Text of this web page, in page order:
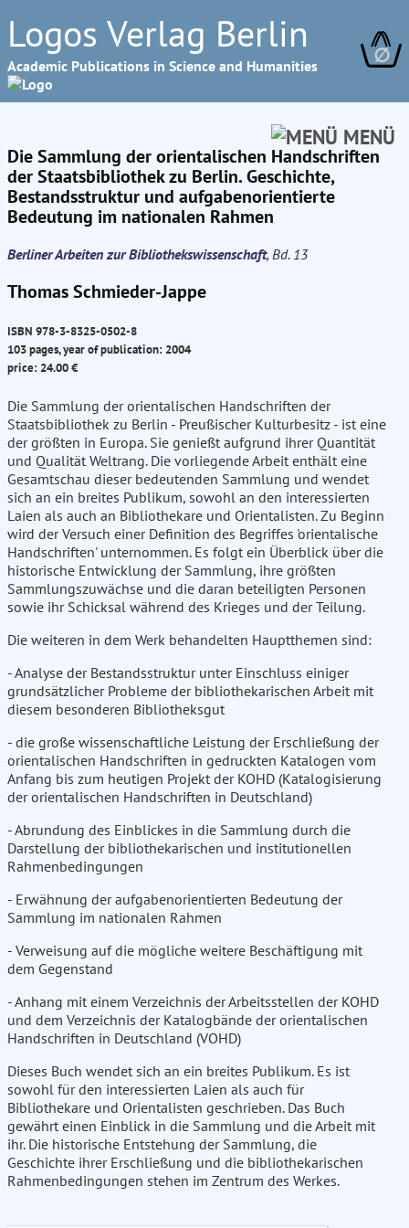
Logos Verlag Berlin
Academic Publications in Science and Humanities ∅
MENÜ
Die Sammlung der orientalischen Handschriften
der Staatsbibliothek zu Berlin. Geschichte,
Bestandsstruktur und aufgabenorientierte
Bedeutung im nationalen Rahmen
Berliner Arbeiten zur Bibliothekswissenschaft, Bd. 13
Thomas Schmieder-Jappe
ISBN 978-3-8325-0502-8
103 pages, year of publication: 2004
price: 24.00 €
Die Sammlung der orientalischen Handschriften der
Staatsbibliothek zu Berlin - Preußischer Kulturbesitz - ist eine
der größten in Europa. Sie genießt aufgrund ihrer Quantität
und Qualität Weltrang. Die vorliegende Arbeit enthält eine
Gesamtschau dieser bedeutenden Sammlung und wendet
sich an ein breites Publikum, sowohl an den interessierten
Laien als auch an Bibliothekare und Orientalisten. Zu Beginn
wird der Versuch einer Definition des Begriffes 'orientalische
Handschriften' unternommen. Es folgt ein Überblick über die
historische Entwicklung der Sammlung, ihre größten
Sammlungszuwächse und die daran beteiligten Personen
sowie ihr Schicksal während des Krieges und der Teilung.
Die weiteren in dem Werk behandelten Hauptthemen sind:
- Analyse der Bestandsstruktur unter Einschluss einiger
grundsätzlicher Probleme der bibliothekarischen Arbeit mit
diesem besonderen Bibliotheksgut
- die große wissenschaftliche Leistung der Erschließung der
orientalischen Handschriften in gedruckten Katalogen vom
Anfang bis zum heutigen Projekt der KOHD (Katalogisierung
der orientalischen Handschriften in Deutschland)
- Abrundung des Einblickes in die Sammlung durch die
Darstellung der bibliothekarischen und institutionellen
Rahmenbedingungen
- Erwähnung der aufgabenorientierten Bedeutung der
Sammlung im nationalen Rahmen
- Verweisung auf die mögliche weitere Beschäftigung mit
dem Gegenstand
- Anhang mit einem Verzeichnis der Arbeitsstellen der KOHD
und dem Verzeichnis der Katalogbände der orientalischen
Handschriften in Deutschland (VOHD)
Dieses Buch wendet sich an ein breites Publikum. Es ist
sowohl für den interessierten Laien als auch für
Bibliothekare und Orientalisten geschrieben. Das Buch
gewährt einen Einblick in die Sammlung und die Arbeit mit
ihr. Die historische Entstehung der Sammlung, die
Geschichte ihrer Erschließung und die bibliothekarischen
Rahmenbedingungen stehen im Zentrum des Werkes.